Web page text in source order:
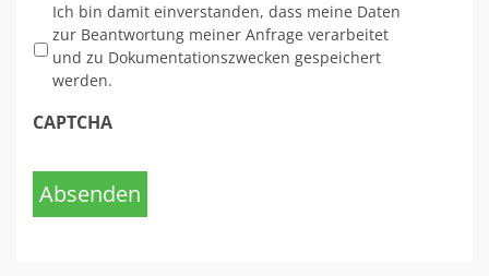
Ich bin damit einverstanden, dass meine Daten
zur Beantwortung meiner Anfrage verarbeitet
und zu Dokumentationszwecken gespeichert
werden.
CAPTCHA
Absenden